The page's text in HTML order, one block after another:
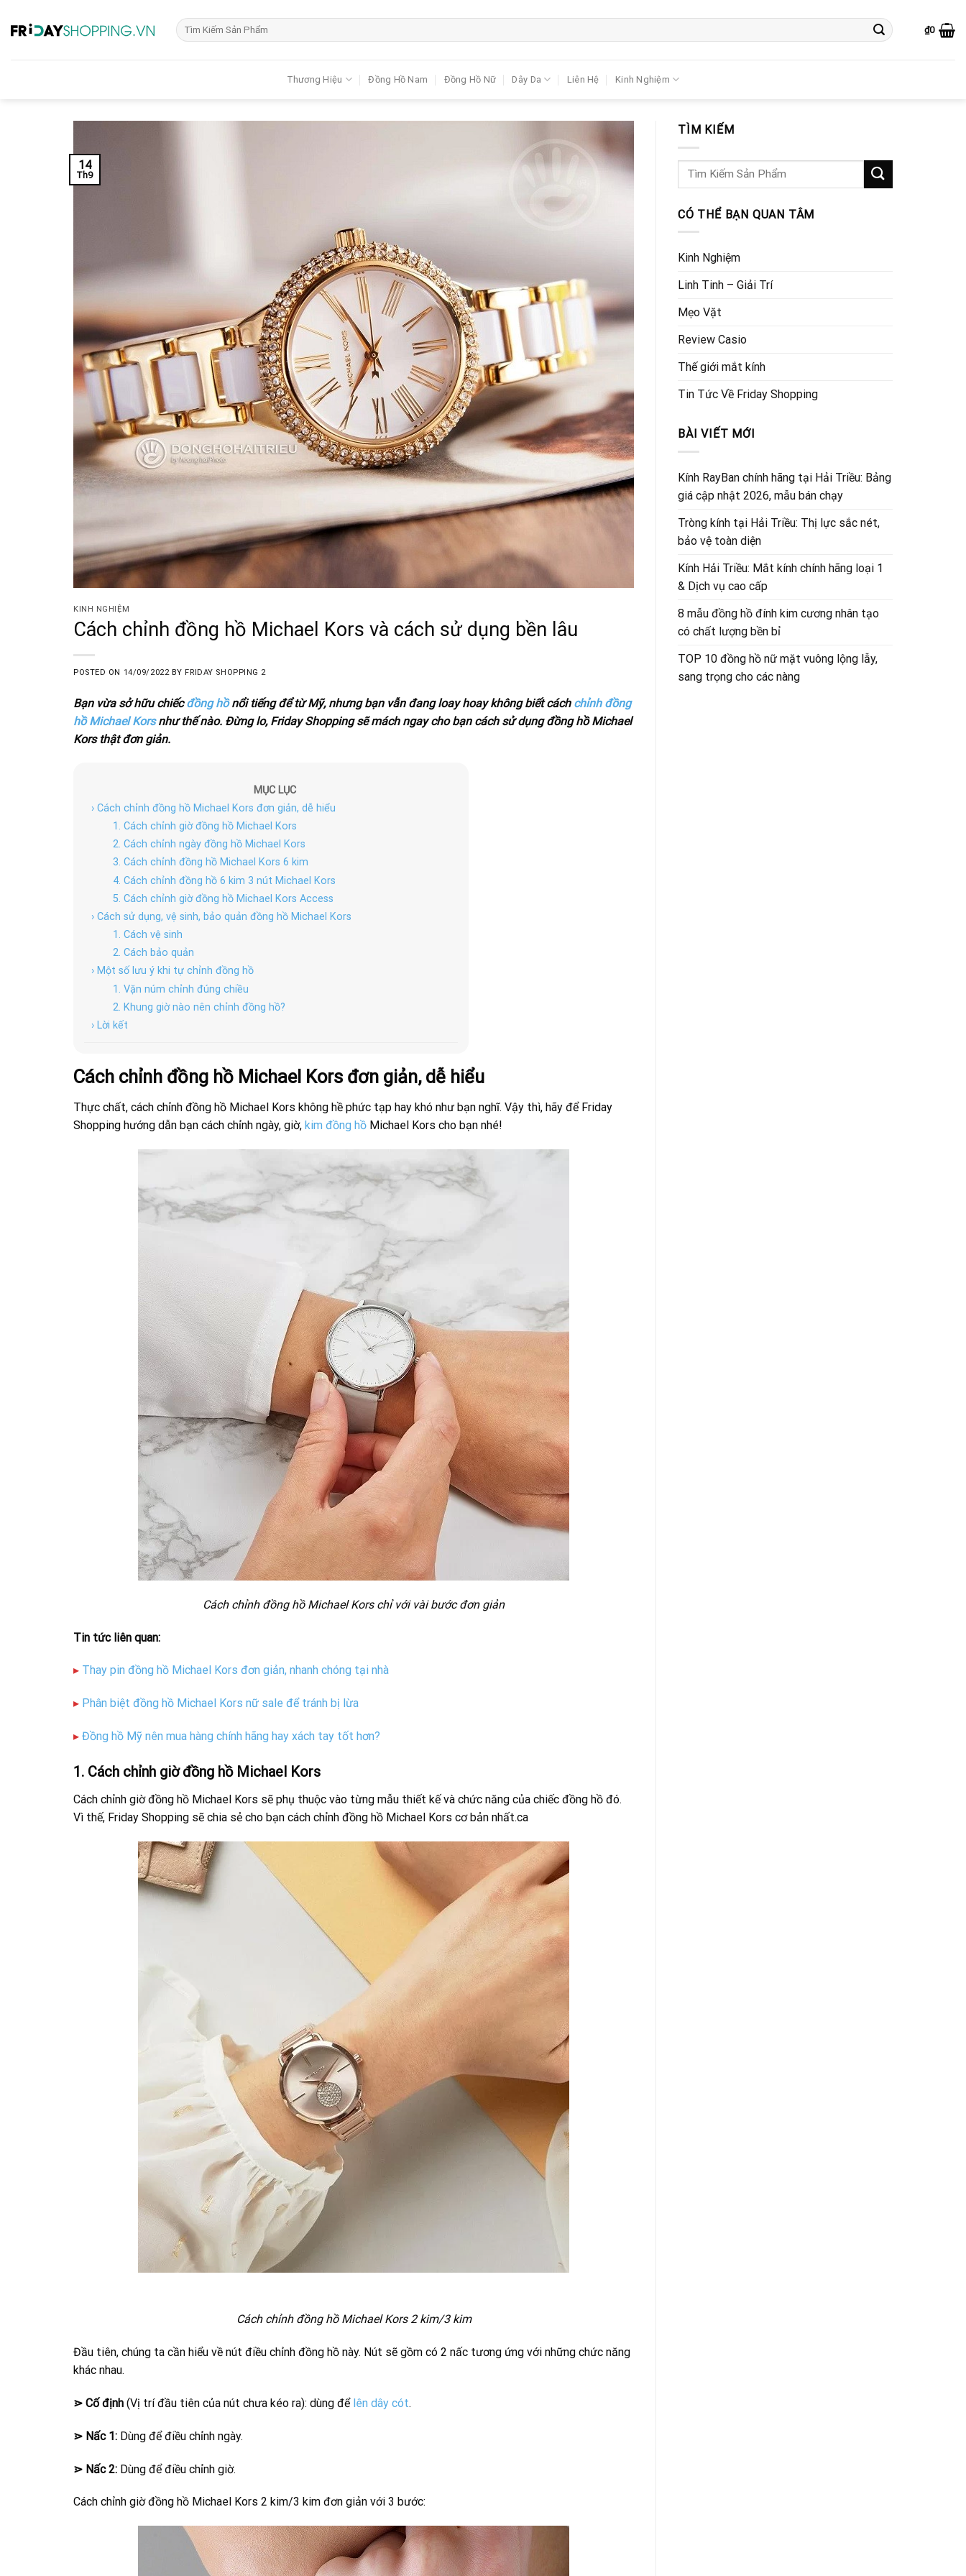
to
Tìm
kiếm:
₫0
Thương Hiệu Đồng Hồ Nam Đồng Hồ Nữ Dây Da Liên Hệ Kinh Nghiệm
14
Th9
KINH NGHIỆM
Cách chỉnh đồng hồ Michael Kors và cách sử dụng bền lâu
POSTED ON 14/09/2022 BY FRIDAY SHOPPING 2
Bạn vừa sở hữu chiếcđồng hồnổi tiếng để từ Mỹ, nhưng bạn vẫn đang loay hoay không biết cách chỉnh đồng
hồ Michael Korsnhư thế nào. Đừng lo, Friday Shopping sẽ mách ngay cho bạn cách sử dụng đồng hồ Michael
Kors thật đơn giản.
MỤC LỤC
› Cách chỉnh đồng hồ Michael Kors đơn giản, dễ hiểu
1. Cách chỉnh giờ đồng hồ Michael Kors
2. Cách chỉnh ngày đồng hồ Michael Kors
3. Cách chỉnh đồng hồ Michael Kors 6 kim
4. Cách chỉnh đồng hồ 6 kim 3 nút Michael Kors
5. Cách chỉnh giờ đồng hồ Michael Kors Access
› Cách sử dụng, vệ sinh, bảo quản đồng hồ Michael Kors
1. Cách vệ sinh
2. Cách bảo quản
› Một số lưu ý khi tự chỉnh đồng hồ
1. Vặn núm chỉnh đúng chiều
2. Khung giờ nào nên chỉnh đồng hồ?
› Lời kết
Cách chỉnh đồng hồ Michael Kors đơn giản, dễ hiểu
Thực chất, cách chỉnh đồng hồ Michael Kors không hề phức tạp hay khó như bạn nghĩ. Vậy thì, hãy để Friday
Shopping hướng dẫn bạn cách chỉnh ngày, giờ, kim đồng hồ Michael Kors cho bạn nhé!
Cách chỉnh đồng hồ Michael Kors chỉ với vài bước đơn giản
Tin tức liên quan:
▸ Thay pin đồng hồ Michael Kors đơn giản, nhanh chóng tại nhà
▸ Phân biệt đồng hồ Michael Kors nữ sale để tránh bị lừa
▸ Đồng hồ Mỹ nên mua hàng chính hãng hay xách tay tốt hơn?
1. Cách chỉnh giờ đồng hồ Michael Kors
Cách chỉnh giờ đồng hồ Michael Kors sẽ phụ thuộc vào từng mẫu thiết kế và chức năng của chiếc đồng hồ đó.
Vì thế, Friday Shopping sẽ chia sẻ cho bạn cách chỉnh đồng hồ Michael Kors cơ bản nhất.ca
Cách chỉnh đồng hồ Michael Kors 2 kim/3 kim
Đầu tiên, chúng ta cần hiểu về nút điều chỉnh đồng hồ này. Nút sẽ gồm có 2 nấc tương ứng với những chức năng
khác nhau.
⋗ Cố định (Vị trí đầu tiên của nút chưa kéo ra): dùng để lên dây cót.
⋗ Nấc 1: Dùng để điều chỉnh ngày.
⋗ Nấc 2: Dùng để điều chỉnh giờ.
Cách chỉnh giờ đồng hồ Michael Kors 2 kim/3 kim đơn giản với 3 bước:
TÌM KIẾM
CÓ THỂ BẠN QUAN TÂM
Kinh Nghiệm
Linh Tinh – Giải Trí
Mẹo Vặt
Review Casio
Thế giới mắt kính
Tin Tức Về Friday Shopping
BÀI VIẾT MỚI
Kính RayBan chính hãng tại Hải Triều: Bảng
giá cập nhật 2026, mẫu bán chạy
Tròng kính tại Hải Triều: Thị lực sắc nét,
bảo vệ toàn diện
Kính Hải Triều: Mắt kính chính hãng loại 1
& Dịch vụ cao cấp
8 mẫu đồng hồ đính kim cương nhân tạo
có chất lượng bền bỉ
TOP 10 đồng hồ nữ mặt vuông lộng lẫy,
sang trọng cho các nàng